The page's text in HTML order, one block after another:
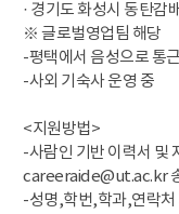
· 경기도 화성시 동탄감
※ 글로벌영업팀 해당
-평택에서 음성으로 통
-사외 기숙사 운영 중
<지원방법>
-사람인 기반 이력서 및
careeraide@ut.ac.kr
-성명,학번,학과,연락처